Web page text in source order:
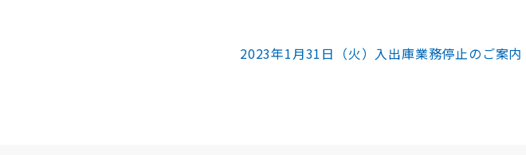
2023年1月31日（火）入出庫業務停止のご案内